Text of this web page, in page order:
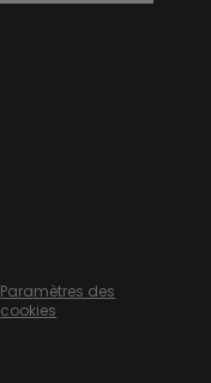
Paramètres des
cookies